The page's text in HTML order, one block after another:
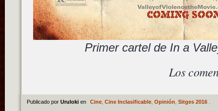
Primer cartel de In a
Los
Publicado por Uruloki en Cine, Cine Inclasificable, Opinión Sitges 2016.